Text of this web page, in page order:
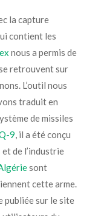
la capture
contient les
nous a permis de
retrouvent sur
L’outil nous
traduit en
de missiles
9, il a été conçu
de l’industrie
sont
cette arme.
publiée sur le site